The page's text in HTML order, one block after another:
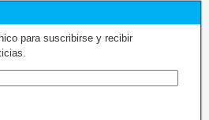
para suscribirse y recibir